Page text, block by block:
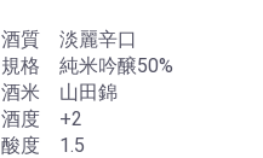
酒質 淡麗辛口
規格 純米吟醸50%
酒米 山田錦
酒度 +2
酸度 1.5